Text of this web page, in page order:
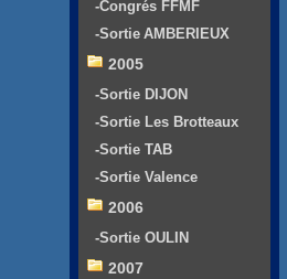
-Congrés FFMF
-Sortie AMBERIEUX
2005
-Sortie DIJON
-Sortie Les Brotteaux
-Sortie TAB
-Sortie Valence
2006
-Sortie OULIN
2007